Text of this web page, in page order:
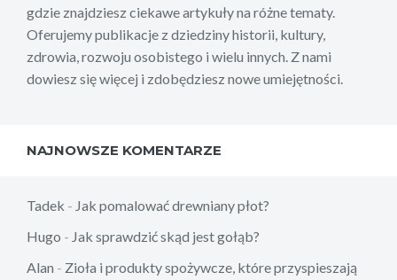
gdzie znajdziesz ciekawe artykuły na różne tematy.
Oferujemy publikacje z dziedziny historii, kultury,
zdrowia, rozwoju osobistego i wielu innych. Z nami
dowiesz się więcej i zdobędziesz nowe umiejętności.
NAJNOWSZE KOMENTARZE
Tadek - Jak pomalować drewniany płot?
Hugo - Jak sprawdzić skąd jest gołąb?
Alan - Zioła i produkty spożywcze, które przyspieszają